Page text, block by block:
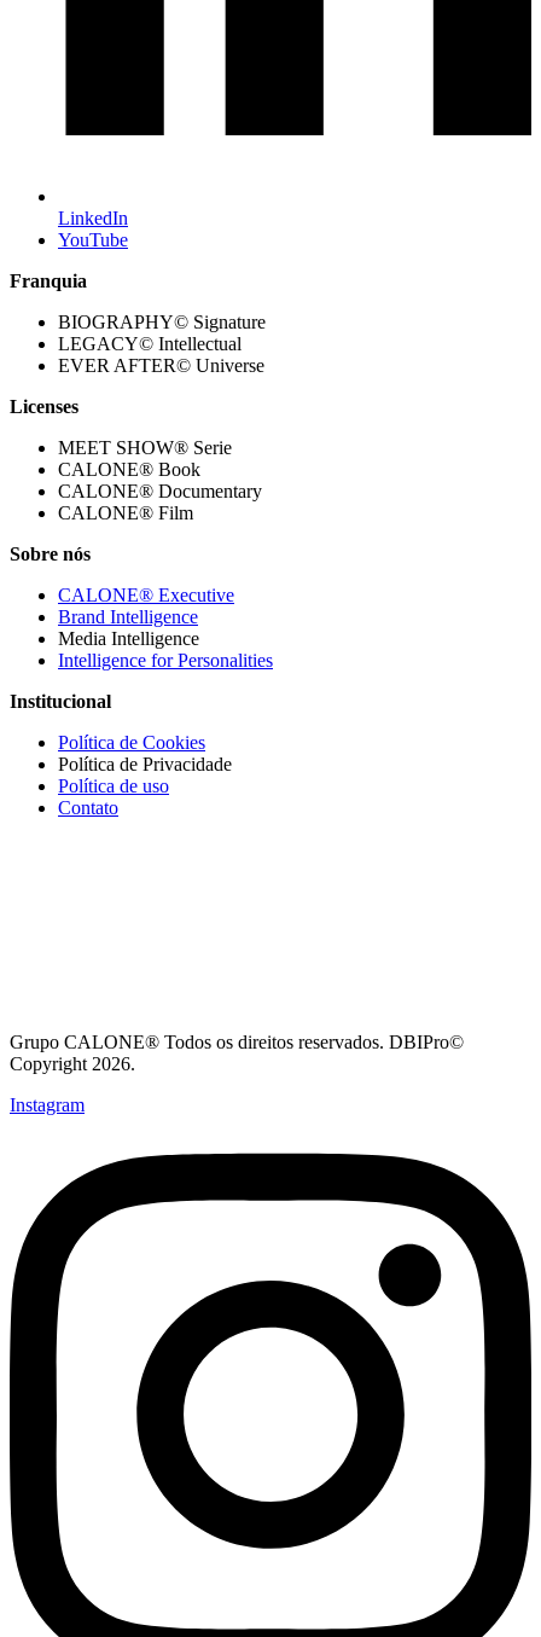
LinkedIn
YouTube
Franquia
BIOGRAPHY© Signature
LEGACY© Intellectual
EVER AFTER© Universe
Licenses
MEET SHOW® Serie
CALONE® Book
CALONE® Documentary
CALONE® Film
Sobre nós
CALONE® Executive
Brand Intelligence
Media Intelligence
Intelligence for Personalities
Institucional
Política de Cookies
Política de Privacidade
Política de uso
Contato
Grupo CALONE® Todos os direitos reservados. DBIPro©
Copyright 2026.
Instagram